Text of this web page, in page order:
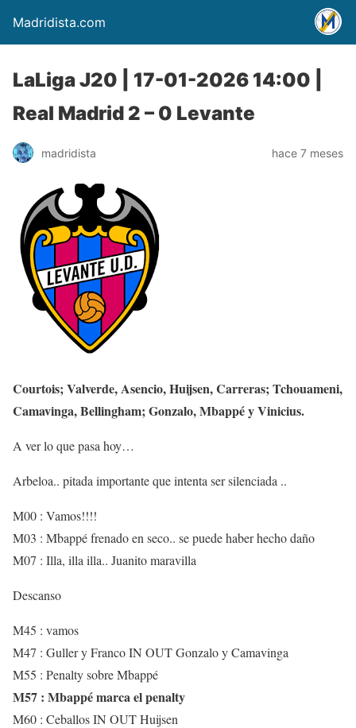
Madridista.com
LaLiga J20 | 17-01-2026 14:00 |
Real Madrid 2 – 0 Levante
madridista hace 7 meses
Courtois; Valverde, Asencio, Huijsen, Carreras; Tchouameni,
Camavinga, Bellingham; Gonzalo, Mbappé y Vinicius.
A ver lo que pasa hoy…
Arbeloa.. pitada importante que intenta ser silenciada ..
M00 : Vamos!!!!
M03 : Mbappé frenado en seco.. se puede haber hecho daño
M07 : Illa, illa illa.. Juanito maravilla
Descanso
M45 : vamos
M47 : Guller y Franco IN OUT Gonzalo y Camavinga
M55 : Penalty sobre Mbappé
M57 : Mbappé marca el penalty
M60 : Ceballos IN OUT Huijsen